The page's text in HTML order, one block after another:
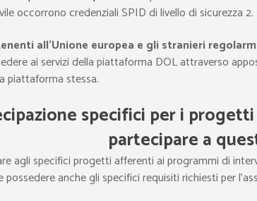
occorrono credenziali SPID di livello di sicurezza 2.
all’Unione europea e gli stranieri
ai servizi della piattaforma DOL attraverso
piattaforma stessa.
specifici per i progetti
partecipare a
agli specifici progetti afferenti ai programmi di
possedere anche gli specifici requisiti richiesti per